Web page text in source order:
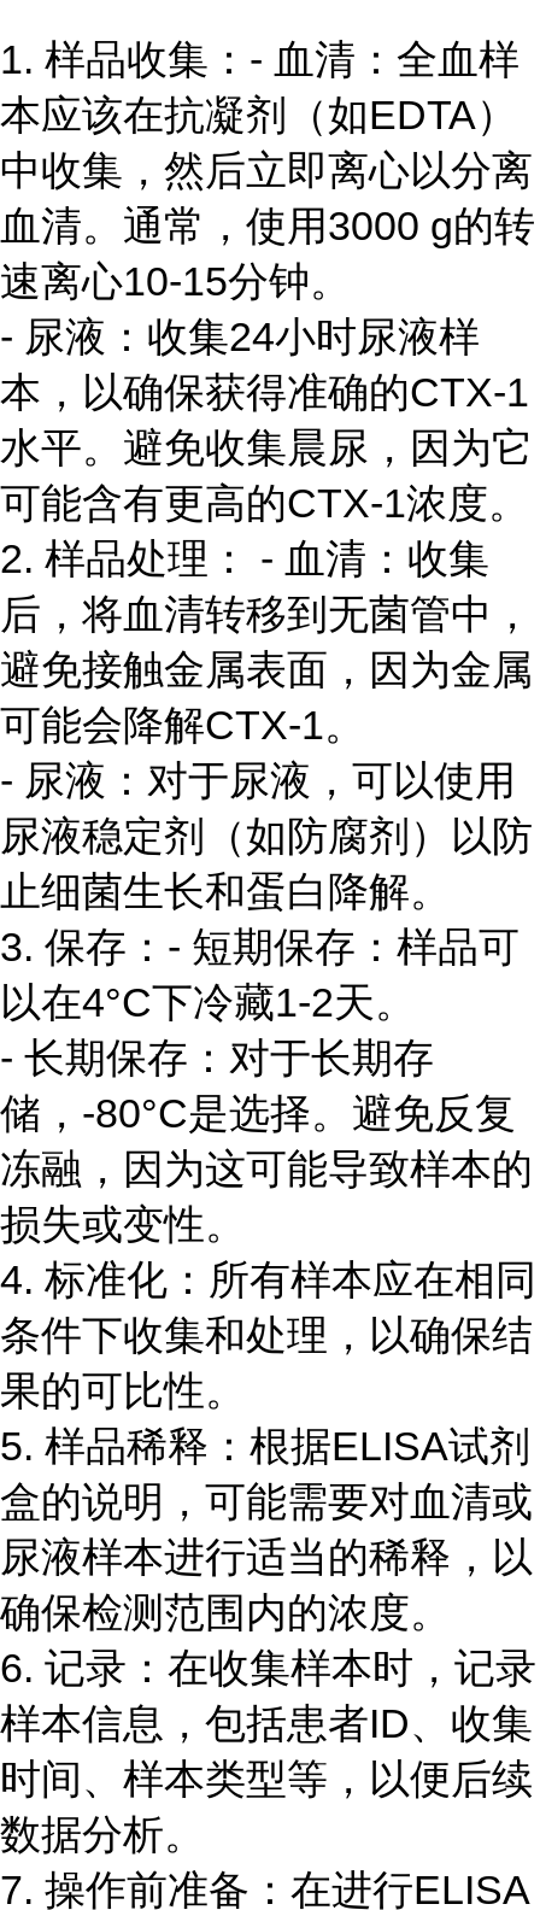
1. 样品收集：- 血清：全血样
本应该在抗凝剂（如EDTA）
中收集，然后立即离心以分离
血清。通常，使用3000 g的转
速离心10-15分钟。
- 尿液：收集24小时尿液样
本，以确保获得准确的CTX-1
水平。避免收集晨尿，因为它
可能含有更高的CTX-1浓度。
2. 样品处理： - 血清：收集
后，将血清转移到无菌管中，
避免接触金属表面，因为金属
可能会降解CTX-1。
- 尿液：对于尿液，可以使用
尿液稳定剂（如防腐剂）以防
止细菌生长和蛋白降解。
3. 保存：- 短期保存：样品可
以在4°C下冷藏1-2天。
- 长期保存：对于长期存
储，-80°C是选择。避免反复
冻融，因为这可能导致样本的
损失或变性。
4. 标准化：所有样本应在相同
条件下收集和处理，以确保结
果的可比性。
5. 样品稀释：根据ELISA试剂
盒的说明，可能需要对血清或
尿液样本进行适当的稀释，以
确保检测范围内的浓度。
6. 记录：在收集样本时，记录
样本信息，包括患者ID、收集
时间、样本类型等，以便后续
数据分析。
7. 操作前准备：在进行ELISA